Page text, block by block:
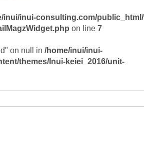
inui/inui-consulting.com/
on line 7
on null in /home/inui/inui-
themes/Inui-keiei_2016/unit-